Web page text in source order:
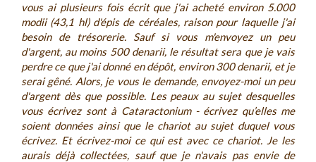
vous ai plusieurs fois écrit que j'ai acheté environ 5.000
modii (43,1 hl) d'épis de céréales, raison pour laquelle j'ai
besoin de trésorerie. Sauf si vous m'envoyez un peu
d'argent, au moins 500 denarii, le résultat sera que je vais
perdre ce que j'ai donné en dépôt, environ 300 denarii, et je
serai gêné. Alors, je vous le demande, envoyez-moi un peu
d'argent dès que possible. Les peaux au sujet desquelles
vous écrivez sont à Cataractonium - écrivez qu’elles me
soient données ainsi que le chariot au sujet duquel vous
écrivez. Et écrivez-moi ce qui est avec ce chariot. Je les
aurais déjà collectées, sauf que je n'avais pas envie de